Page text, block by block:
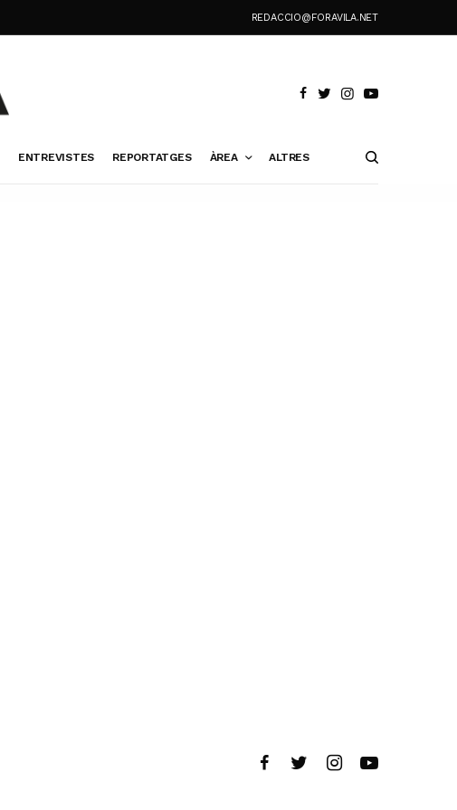
REDACCIO@FORAVILA.NET
ENTREVISTES REPORTATGES ÀREA ALTRES